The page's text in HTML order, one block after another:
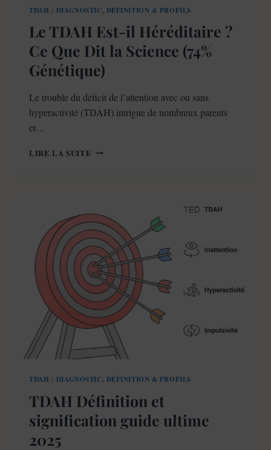
TDAH : DIAGNOSTIC, DÉFINITION & PROFILS
Le TDAH Est-il Héréditaire ?
Ce Que Dit la Science (74%
Génétique)
Le trouble du déficit de l’attention avec ou sans
hyperactivité (TDAH) intrigue de nombreux parents
et…
LIRE LA SUITE LE
CE
QUE
DIT
LA
SCIENCE
(74%
GÉNÉTIQUE)
TDAH : DIAGNOSTIC, DÉFINITION & PROFILS
TDAH Définition et
signification guide ultime
2025